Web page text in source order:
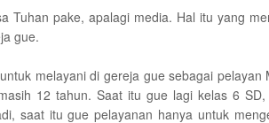
Tuhan pake, apalagi media. Hal itu yang
gue.
melayani di gereja gue sebagai pelayan
12 tahun. Saat itu gue lagi kelas 6
saat itu gue pelayanan hanya untuk